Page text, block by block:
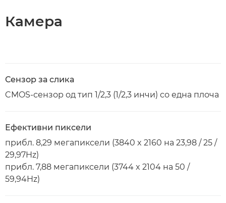
Камера
Сензор за слика
CMOS-сензор од тип 1/2,3 (1/2,3 инчи) со една плоча
Ефективни пиксели
прибл. 8,29 мегапиксели (3840 x 2160 на 23,98 / 25 /
29,97Hz)
прибл. 7,88 мегапиксели (3744 x 2104 на 50 /
59,94Hz)